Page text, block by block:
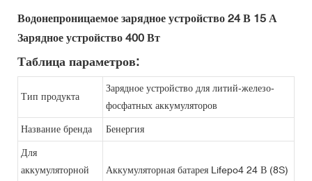
Водонепроницаемое зарядное устройство 24 В 15 А
Зарядное устройство 400 Вт
Таблица параметров:
Тип продукта
Зарядное устройство для литий-железо-
фосфатных аккумуляторов
Название бренда Бенергия
Для
аккумуляторной
Аккумуляторная батарея Lifepo4 24 В (8S)